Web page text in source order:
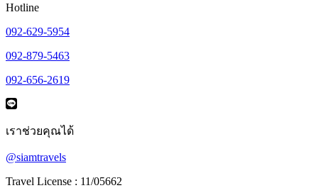
Hotline
092-629-5954
092-879-5463
092-656-2619
เราช่วยคุณได้
@siamtravels
Travel License : 11/05662